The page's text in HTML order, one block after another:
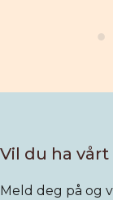
Vil du ha vårt
Meld deg på og